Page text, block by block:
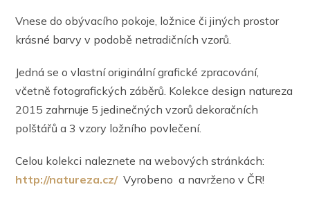
Vnese do obývacího pokoje, ložnice či jiných prostor
krásné barvy v podobě netradičních vzorů.
Jedná se o vlastní originální grafické zpracování,
včetně fotografických záběrů. Kolekce design natureza
2015 zahrnuje 5 jedinečných vzorů dekoračních
polštářů a 3 vzory ložního povlečení.
Celou kolekci naleznete na webových stránkách:
http://natureza.cz/Vyrobeno a navrženo v ČR!